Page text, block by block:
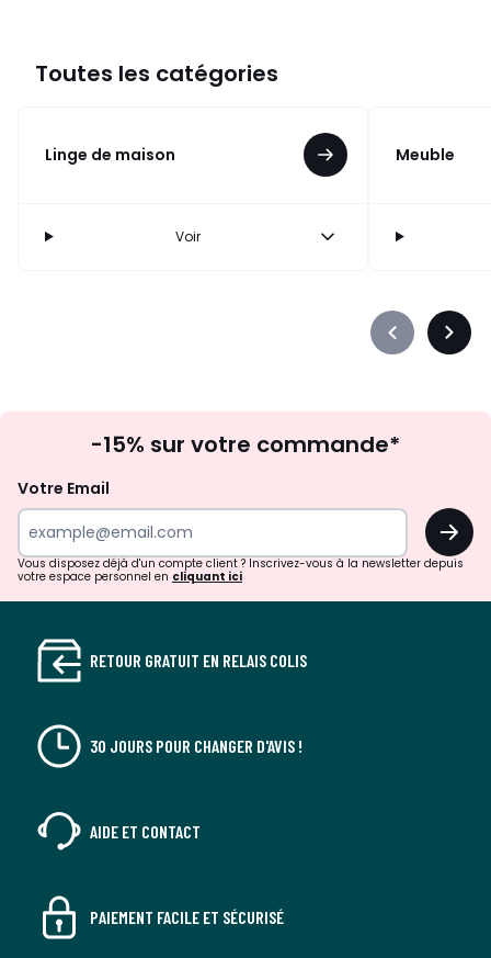
Toutes les catégories
Linge de maison
Voir
Meuble
Précédent
à
newsletter
-15% sur votre commande*
Votre Email
OK
Vous disposez déjà d'un compte client ? Inscrivez-vous à la newsletter depuis
votre espace personnel en cliquant ici
RETOUR GRATUIT EN RELAIS COLIS
30 JOURS POUR CHANGER D'AVIS !
AIDE ET CONTACT
PAIEMENT FACILE ET SÉCURISÉ